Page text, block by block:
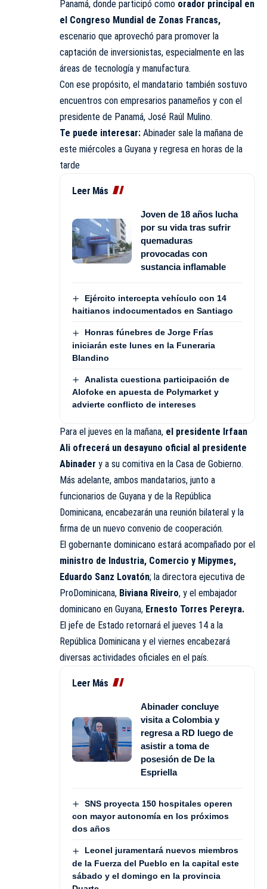
Panamá, donde participó como orador principal en
el Congreso Mundial de Zonas Francas,
escenario que aprovechó para promover la
captación de inversionistas, especialmente en las
áreas de tecnología y manufactura.
Con ese propósito, el mandatario también sostuvo
encuentros con empresarios panameños y con el
presidente de Panamá, José Raúl Mulino.
Te puede interesar: Abinader sale la mañana de
este miércoles a Guyana y regresa en horas de la
tarde
Leer Más
Joven de 18 años lucha
por su vida tras sufrir
quemaduras
provocadas con
sustancia inflamable
Ejército intercepta vehículo con 14
haitianos indocumentados en Santiago
Honras fúnebres de Jorge Frías
iniciarán este lunes en la Funeraria
Blandino
Analista cuestiona participación de
Alofoke en apuesta de Polymarket y
advierte conflicto de intereses
Para el jueves en la mañana, el presidente Irfaan
Ali ofrecerá un desayuno oficial al presidente
Abinader y a su comitiva en la Casa de Gobierno.
Más adelante, ambos mandatarios, junto a
funcionarios de Guyana y de la República
Dominicana, encabezarán una reunión bilateral y la
firma de un nuevo convenio de cooperación.
El gobernante dominicano estará acompañado por el
ministro de Industria, Comercio y Mipymes,
Eduardo Sanz Lovatón; la directora ejecutiva de
ProDominicana, Biviana Riveiro, y el embajador
dominicano en Guyana, Ernesto Torres Pereyra.
El jefe de Estado retornará el jueves 14 a la
República Dominicana y el viernes encabezará
diversas actividades oficiales en el país.
Leer Más
Abinader concluye
visita a Colombia y
regresa a RD luego de
asistir a toma de
posesión de De la
Espriella
SNS proyecta 150 hospitales operen
con mayor autonomía en los próximos
dos años
Leonel juramentará nuevos miembros
de la Fuerza del Pueblo en la capital este
sábado y el domingo en la provincia